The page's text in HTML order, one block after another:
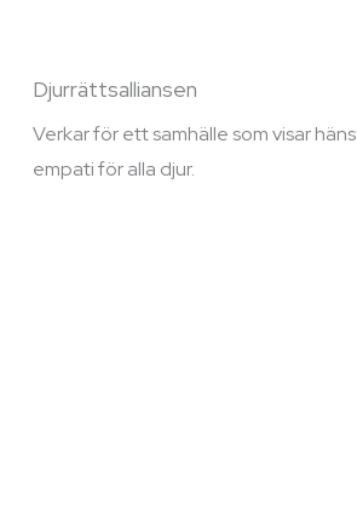
Djurrättsalliansen
Verkar för ett samhälle som visar
empati för alla djur.